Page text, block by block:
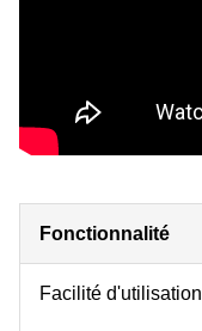
Fonctionnalité
Facilité d'utilisation